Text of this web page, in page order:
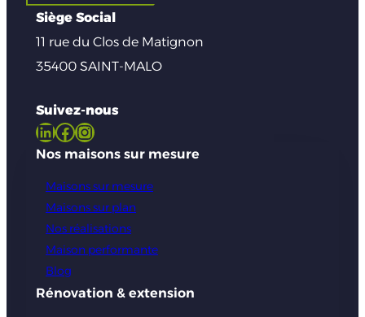
Siège Social
11 rue du Clos de Matignon
35400 SAINT-MALO
Suivez-nous
LinkedIn Facebook Instagram
Nos maisons sur mesure
Maisons sur mesure
Maisons sur plan
Nos réalisations
Maison performante
Blog
Rénovation & extension